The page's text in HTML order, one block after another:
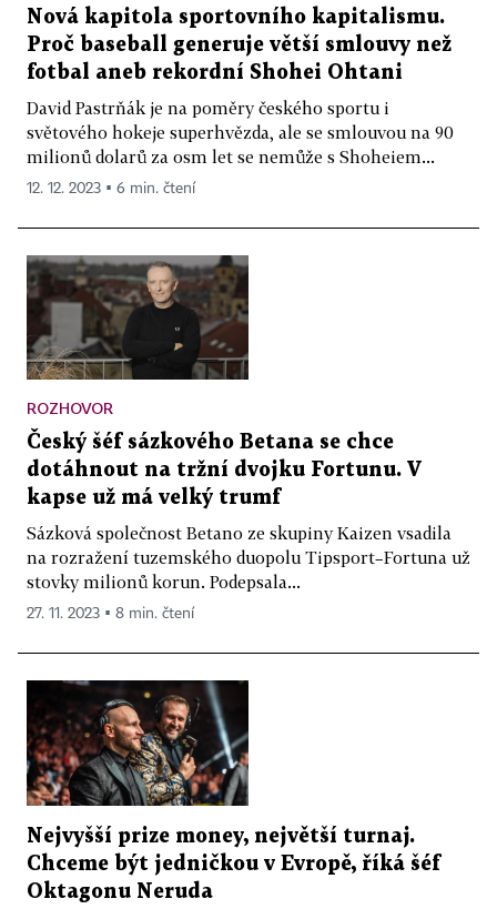
Nová kapitola sportovního kapitalismu.
Proč baseball generuje větší smlouvy než
fotbal aneb rekordní Shohei Ohtani
David Pastrňák je na poměry českého sportu i
světového hokeje superhvězda, ale se smlouvou na 90
milionů dolarů za osm let se nemůže s Shoheiem...
12. 12. 2023 ▪ 6 min. čtení
ROZHOVOR
Český šéf sázkového Betana se chce
dotáhnout na tržní dvojku Fortunu. V
kapse už má velký trumf
Sázková společnost Betano ze skupiny Kaizen vsadila
na rozražení tuzemského duopolu Tipsport–Fortuna už
stovky milionů korun. Podepsala...
27. 11. 2023 ▪ 8 min. čtení
Nejvyšší prize money, největší turnaj.
Chceme být jedničkou v Evropě, říká šéf
Oktagonu Neruda